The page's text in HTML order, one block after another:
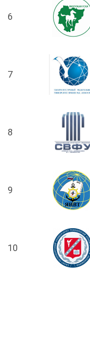
6
7
8
9
10